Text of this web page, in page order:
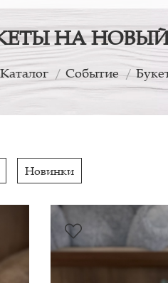
НА
Каталог Событие
Новинки